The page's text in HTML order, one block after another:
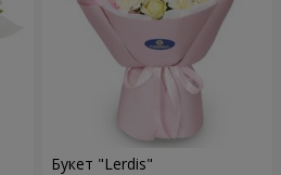
Букет "Lerdis"